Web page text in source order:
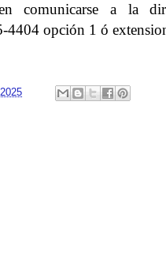
comunicarse a la
opción 1 ó